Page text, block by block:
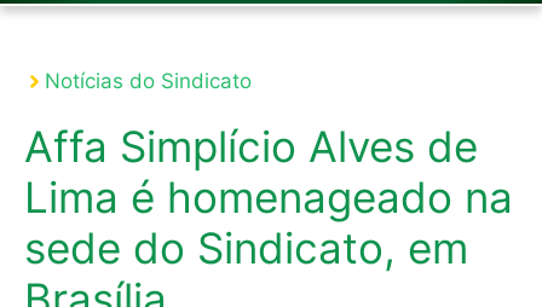
Notícias do Sindicato
Affa Simplício Alves de
Lima é homenageado na
sede do Sindicato, em